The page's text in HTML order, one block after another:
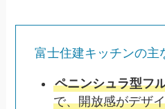
富士住建キッチンの主
ペニンシュラ型フ
で、開放感がデザ